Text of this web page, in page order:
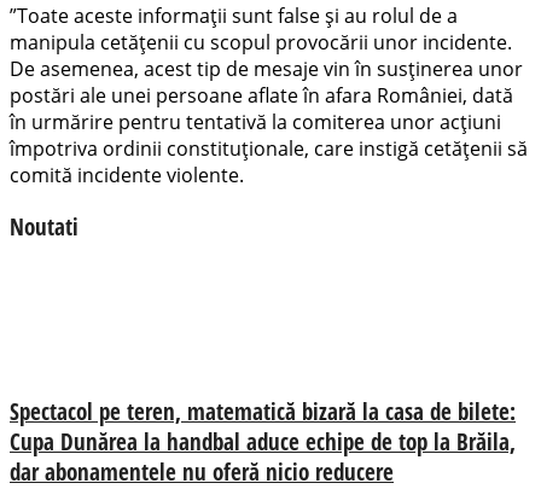
”Toate aceste informații sunt false și au rolul de a
manipula cetățenii cu scopul provocării unor incidente.
De asemenea, acest tip de mesaje vin în susținerea unor
postări ale unei persoane aflate în afara României, dată
în urmărire pentru tentativă la comiterea unor acțiuni
împotriva ordinii constituționale, care instigă cetățenii să
comită incidente violente.
Noutati
Spectacol pe teren, matematică bizară la casa de bilete:
Cupa Dunărea la handbal aduce echipe de top la Brăila,
dar abonamentele nu oferă nicio reducere